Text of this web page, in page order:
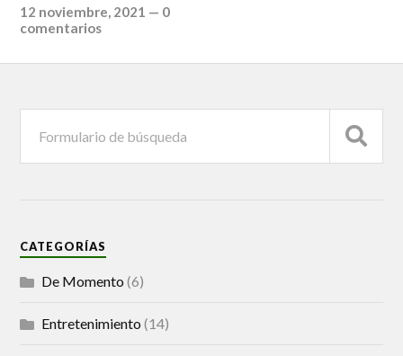
12 noviembre, 2021 — 0
comentarios
CATEGORÍAS
De Momento (6)
Entretenimiento (14)